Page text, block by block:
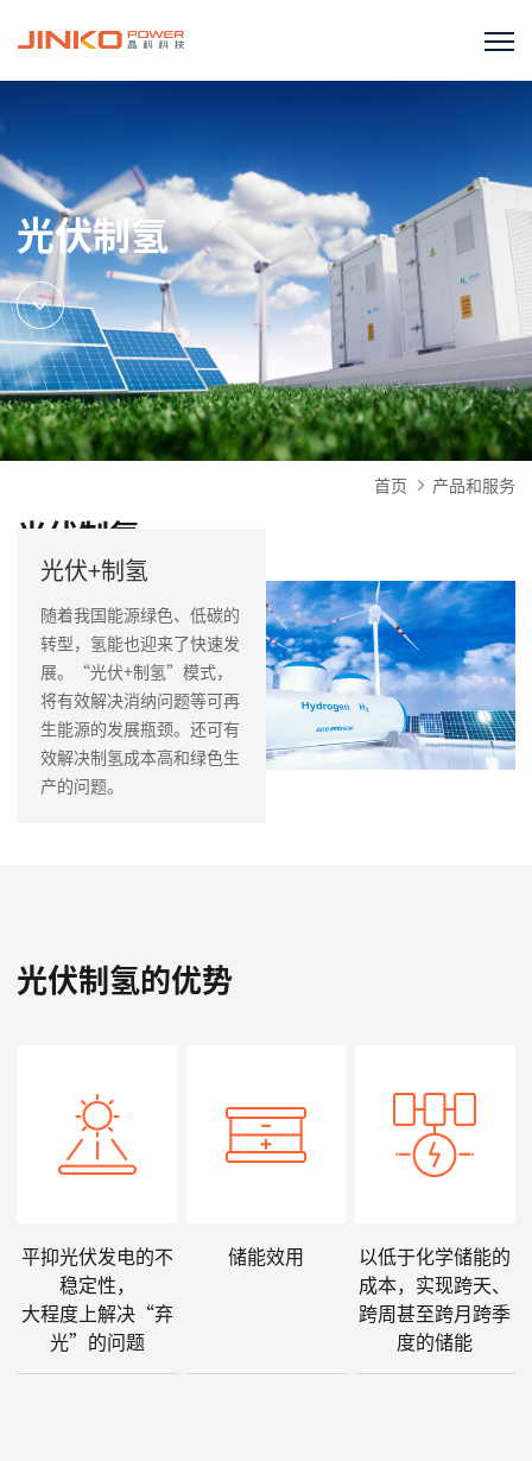
光伏制氢
首页 产品和服务
光伏制氢
光伏+制氢
随着我国能源绿色、低碳的
转型，氢能也迎来了快速发
展。“光伏+制氢”模式，
将有效解决消纳问题等可再
生能源的发展瓶颈。还可有
效解决制氢成本高和绿色生
产的问题。
光伏制氢的优势
平抑光伏发电的不
稳定性，
大程度上解决“弃
光”的问题
储能效用
以低于化学储能的
成本，实现跨天、
跨周甚至跨月跨季
度的储能